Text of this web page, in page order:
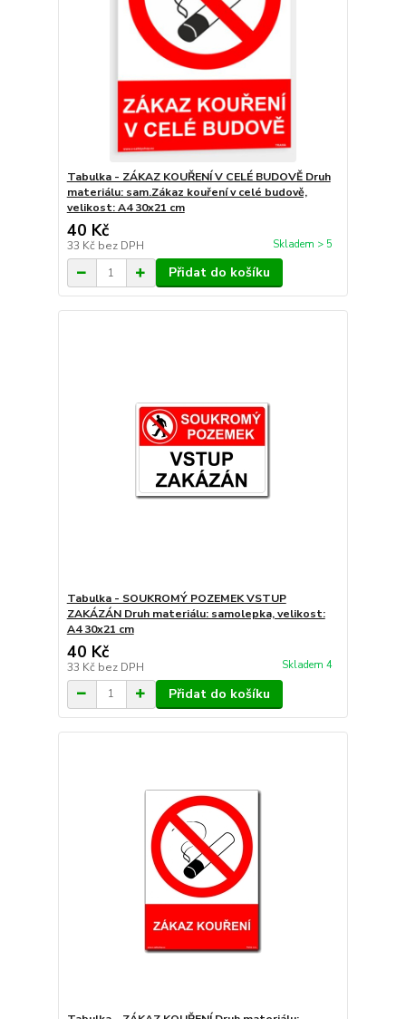
Tabulka - ZÁKAZ KOUŘENÍ V CELÉ BUDOVĚ Druh
materiálu: sam.Zákaz kouření v celé budově,
velikost: A4 30x21 cm
40 Kč
33 Kč bez DPH Skladem > 5
Přidat do košíku
Tabulka - SOUKROMÝ POZEMEK VSTUP
ZAKÁZÁN Druh materiálu: samolepka, velikost:
A4 30x21 cm
40 Kč
33 Kč bez DPH Skladem 4
Přidat do košíku